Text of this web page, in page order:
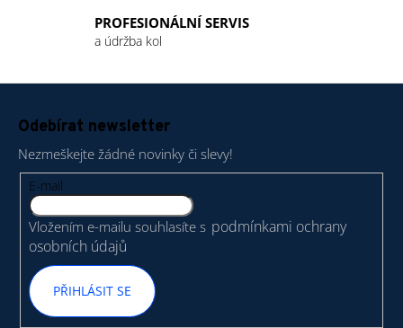
p
u
PROFESIONÁLNÍ SERVIS
a údržba kol
Odebírat newsletter
Nezmeškejte žádné novinky či slevy!
E-mail
Vložením e-mailu souhlasíte s podmínkami ochrany
osobních údajů
PŘIHLÁSIT SE